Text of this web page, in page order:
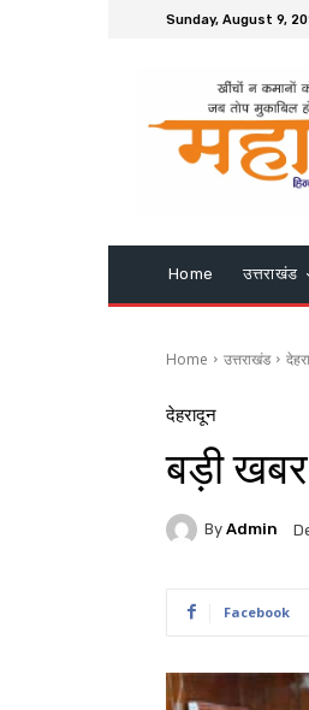
Sunday, August 9,
Home उत्तराखंड
Home उत्तराखंड
देहरादून
बड़ी
By Admin
Facebook